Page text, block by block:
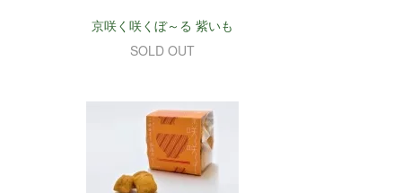
京咲く咲くぼ～る 紫いも
SOLD OUT